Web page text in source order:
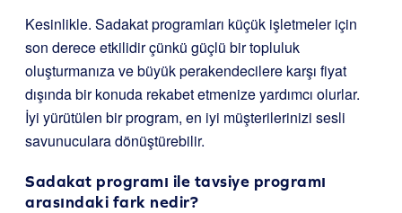
Kesinlikle. Sadakat programları küçük işletmeler için
son derece etkilidir çünkü güçlü bir topluluk
oluşturmanıza ve büyük perakendecilere karşı fiyat
dışında bir konuda rekabet etmenize yardımcı olurlar.
İyi yürütülen bir program, en iyi müşterilerinizi sesli
savunuculara dönüştürebilir.
Sadakat programı ile tavsiye programı
arasındaki fark nedir?